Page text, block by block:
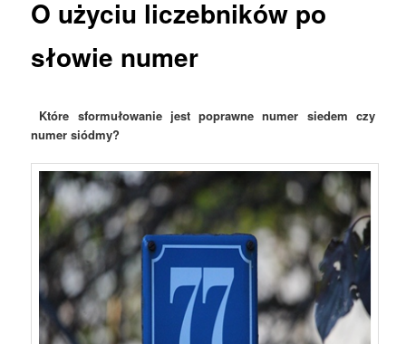
O użyciu liczebników po
słowie numer
Które sformułowanie jest poprawne numer siedem czy
numer siódmy?